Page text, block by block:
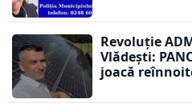
Revoluție
Vlădești:
joacă